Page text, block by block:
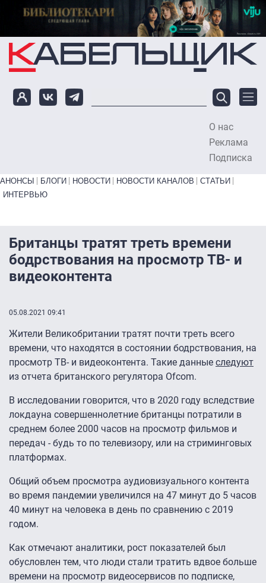
Перейти к основному содержанию
О нас
Реклама
Подписка
Primary links bottom
АНОНСЫ БЛОГИ НОВОСТИ НОВОСТИ КАНАЛОВ
СТАТЬИ
ИНТЕРВЬЮ
Британцы тратят треть времени
бодрствования на просмотр ТВ- и
видеоконтента
05.08.2021 09:41
Жители Великобритании тратят почти треть всего
времени, что находятся в состоянии бодрствования, на
просмотр ТВ- и видеоконтента. Такие данные следуют
из отчета британского регулятора Ofcom.
В исследовании говорится, что в 2020 году вследствие
локдауна совершеннолетние британцы потратили в
среднем более 2000 часов на просмотр фильмов и
передач - будь то по телевизору, или на стриминговых
платформах.
Общий объем просмотра аудиовизуального контента
во время пандемии увеличился на 47 минут до 5 часов
40 минут на человека в день по сравнению с 2019
годом.
Как отмечают аналитики, рост показателей был
обусловлен тем, что люди стали тратить вдвое больше
времени на просмотр видеосервисов по подписке,